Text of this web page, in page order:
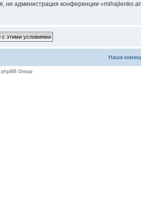
администрация конференции
Наша
Group